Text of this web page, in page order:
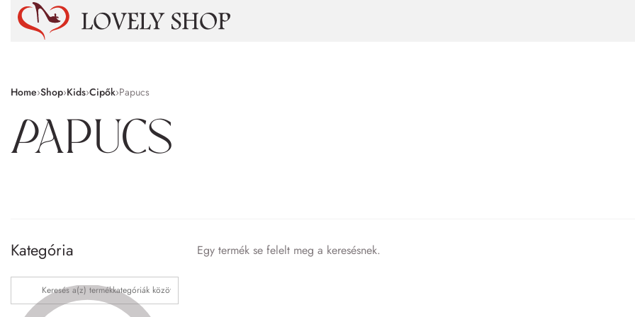
Home›Shop›Kids›Cipők›Papucs
Papucs
Kategória Egy termék se felelt meg a keresésnek.